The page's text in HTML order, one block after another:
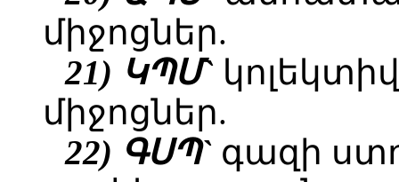
միջոցներ.
21) ԿՊՄ`
միջոցներ.
22) ԳՍՊ` գազի